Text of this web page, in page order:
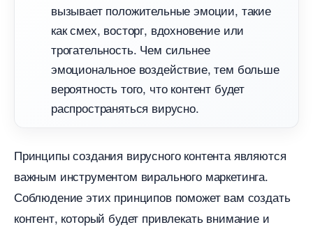
ызывает положительные эмоции, такие
как смех, восторг, вдохновение или
трогательность. Чем сильнее
эмоциональное воздействие, тем больше
ероятность того, что контент будет
распространяться вирусно.
Принципы создания вирусного контента являются
ажным инструментом вирального маркетинга.
Соблюдение этих принципов поможет вам создать
контент, который будет привлекать внимание и